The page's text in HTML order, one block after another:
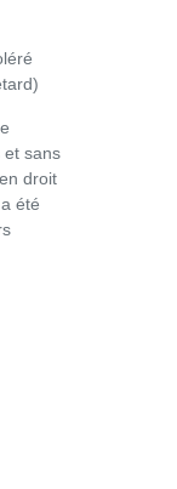
et sans
droit
été